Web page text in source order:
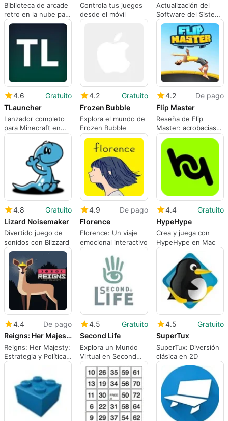
Biblioteca de arcade
retro en la nube para
Mac con
sociales
Controla tus juegos
desde el móvil
Actualización del
Software del Sistema
PS4
4.6
Gratuito
TLauncher
Lanzador completo
para Minecraft en
Mac
4.2
Gratuito
Frozen Bubble
Explora el mundo de
Frozen Bubble
4.2
De pago
Flip Master
Reseña de Flip
Master: acrobacias
en trampolín
ajustadas para un
juego rápido
4.8
Gratuito
Lizard Noisemaker
Divertido juego de
sonidos con Blizzard
4.9
De pago
Florence
Florence: Un viaje
emocional interactivo
4.4
Gratuito
HypeHype
Crea y juega con
HypeHype en Mac
4.4
De pago
Reigns: Her Majesty
Reigns: Her Majesty:
Estrategia y Política
en el Reino
4.5
Gratuito
Second Life
Explora un Mundo
Virtual en Second
Life
4.5
Gratuito
SuperTux
SuperTux: Diversión
clásica en 2D